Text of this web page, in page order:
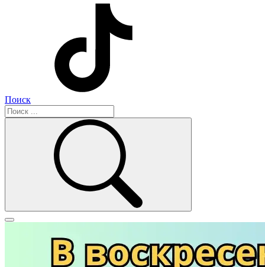
Поиск